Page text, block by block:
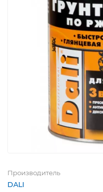
Производитель
DALI